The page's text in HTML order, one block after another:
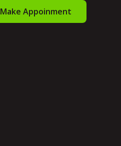
Make Appoinment